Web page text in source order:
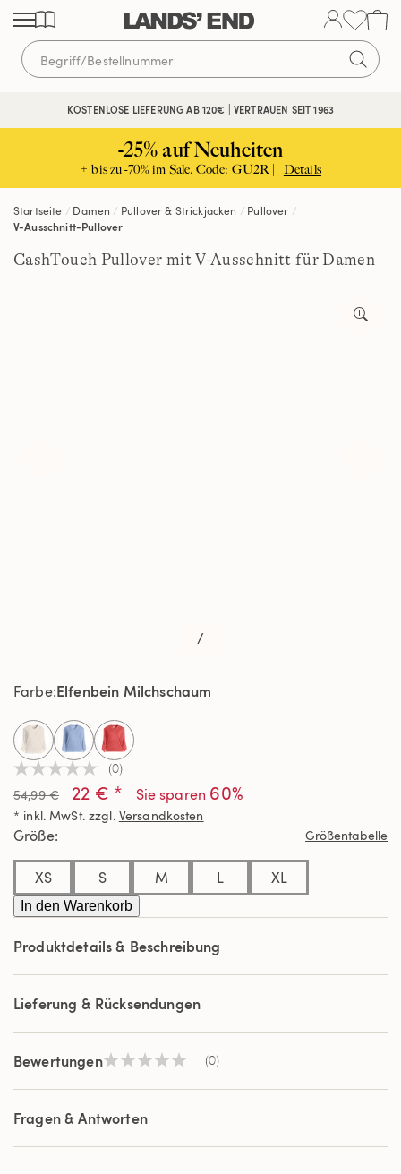
Direkt
zum
Inhalt
Direkt
zur
Navigation
Direkt
zur
Suche
KOSTENLOSE LIEFERUNG AB 120€ | VERTRAUEN SEIT 1963
-25% auf Neuheiten
+ bis zu -70% im Sale. Code: GU2R | Details
Startseite Damen Pullover & Strickjacken
Pullover
V-Ausschnitt-Pullover
CashTouch Pullover mit V-Ausschnitt für Damen
/
Kein
Beurteilungswert
Link
auf
derselben
(0)
54,99 € 22 € * Sie sparen 60%
* inkl. MwSt. zzgl. Versandkosten
Farbe Elfenbein Milchschaum
selected
Größe Größentabelle
XS S M L XL
In den Warenkorb
Produktdetails & Beschreibung
Lieferung & Rücksendungen
BewertungenKein
Link
derselben
(0)
Fragen & Antworten